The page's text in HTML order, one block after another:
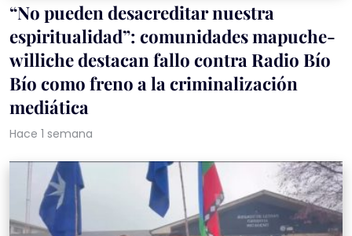
“No pueden desacreditar nuestra
espiritualidad”: comunidades mapuche-
williche destacan fallo contra Radio Bío
Bío como freno a la criminalización
mediática
Hace 1 semana